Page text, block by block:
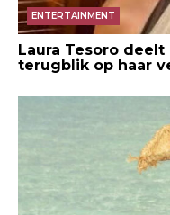
ENTERTAINMENT
Laura Tesoro
terugblik op haar